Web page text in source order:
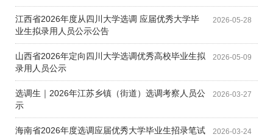
2026-05-28
江西省2026年度从四川大学选调 应届优秀大学毕
业生拟录用人员公示公告
2026-05-09
山西省2026年定向四川大学选调优秀高校毕业生拟
录用人员公示
2026-03-27
选调生｜2026年江苏乡镇（街道）选调考察人员公
示
2026-03-24
海南省2026年度选调应届优秀大学毕业生招录笔试